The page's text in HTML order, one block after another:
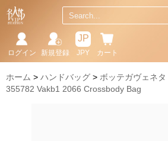
カート
JP
JPY
新規登録
ログイン
ホーム ハンドバッグ ボッテガヴェネタ
355782 Vakb1 2066 Crossbody Bag